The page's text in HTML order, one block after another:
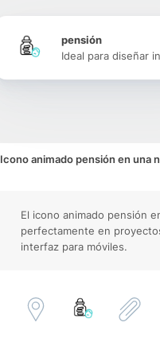
pensión
Ideal para diseñar
Icono animado pensión en una
El icono animado pensión
perfectamente en
interfaz para móviles.